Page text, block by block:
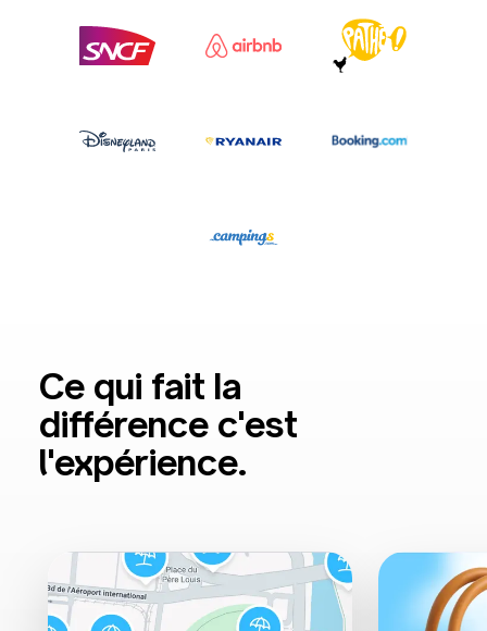
Ce qui fait la
différence c'est
l'expérience.